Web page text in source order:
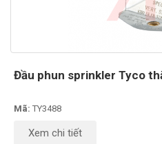
Đầu phun sprinkler Tyco
Mã: TY3488
Xem chi tiết